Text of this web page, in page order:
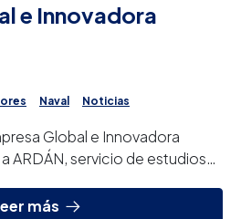
e Innovadora
Naval Noticias
Global e Innovadora
ARDÁN, servicio de estudios
más